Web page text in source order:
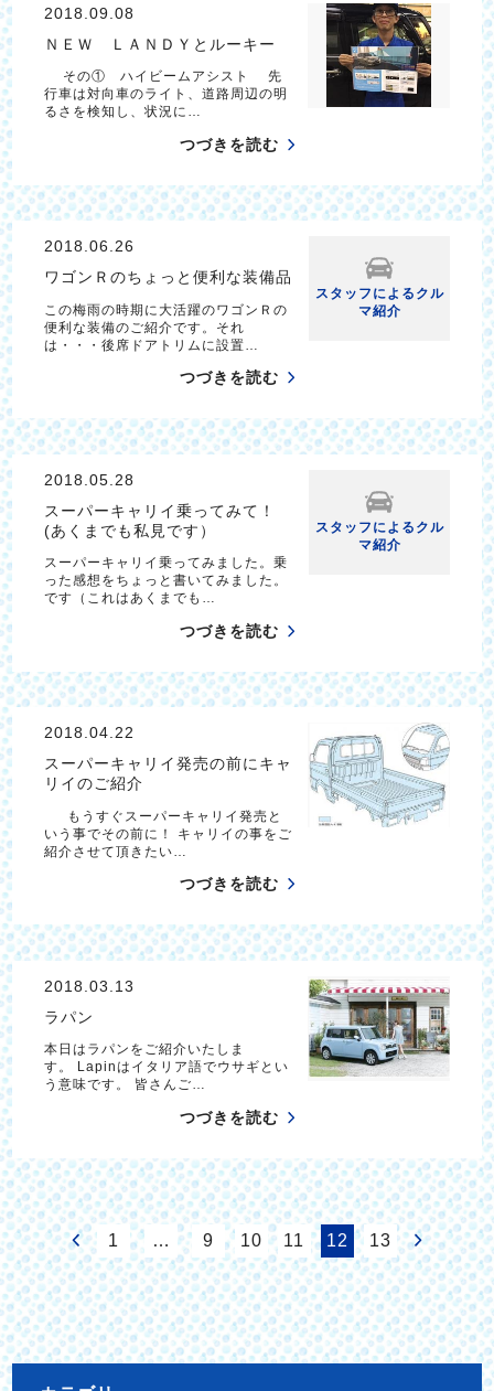
2018.09.08
ＮＥＷ ＬＡＮＤＹとルーキー
その① ハイビームアシスト 先
行車は対向車のライト、道路周辺の明
るさを検知し、状況に…
つづきを読む
2018.06.26
ワゴンＲのちょっと便利な装備品
この梅雨の時期に大活躍のワゴンＲの
便利な装備のご紹介です。それ
は・・・後席ドアトリムに設置…
つづきを読む
スタッフによるクル
マ紹介
2018.05.28
スーパーキャリイ乗ってみて！
(あくまでも私見です）
スーパーキャリイ乗ってみました。乗
った感想をちょっと書いてみました。
です（これはあくまでも…
つづきを読む
スタッフによるクル
マ紹介
2018.04.22
スーパーキャリイ発売の前にキャ
リイのご紹介
もうすぐスーパーキャリイ発売と
いう事でその前に！ キャリイの事をご
紹介させて頂きたい…
つづきを読む
2018.03.13
ラパン
本日はラパンをご紹介いたしま
す。 Lapinはイタリア語でウサギとい
う意味です。 皆さんご…
つづきを読む
1 … 9 10 11 12 13